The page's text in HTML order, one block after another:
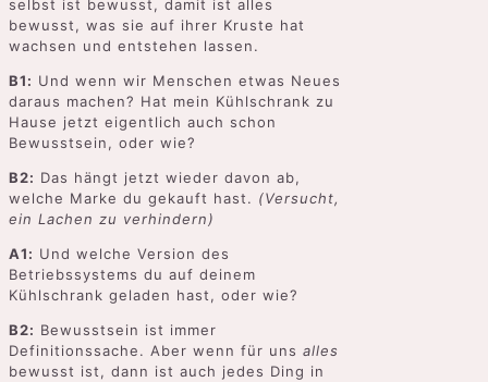
selbst ist bewusst, damit ist alles
bewusst, was sie auf ihrer Kruste hat
wachsen und entstehen lassen.
B1: Und wenn wir Menschen etwas Neues
daraus machen? Hat mein Kühlschrank zu
Hause jetzt eigentlich auch schon
Bewusstsein, oder wie?
B2: Das hängt jetzt wieder davon ab,
welche Marke du gekauft hast. (Versucht,
ein Lachen zu verhindern)
A1: Und welche Version des
Betriebssystems du auf deinem
Kühlschrank geladen hast, oder wie?
B2: Bewusstsein ist immer
Definitionssache. Aber wenn für uns alles
bewusst ist, dann ist auch jedes Ding in